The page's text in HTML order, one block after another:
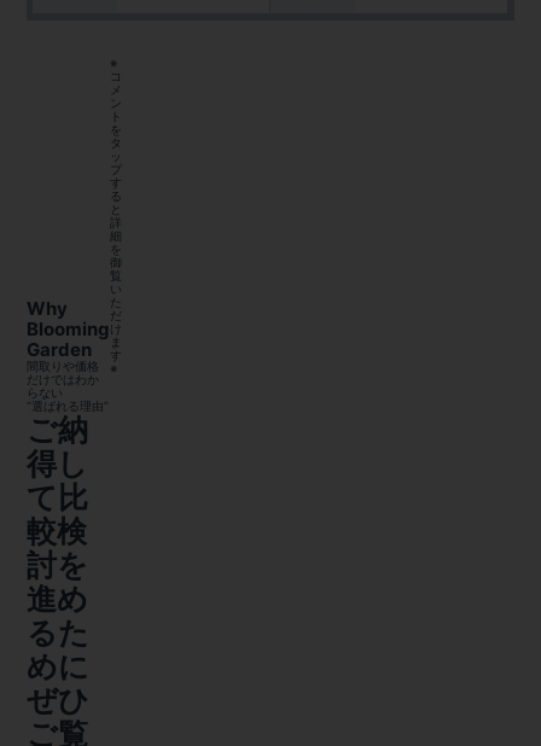
Why
Blooming
Garden
間取りや価格
だけではわか
らない
“選ばれる理由”
ご納
得し
て比
較検
討を
進め
るた
めに
ぜひ
ご覧
※
コ
メ
ン
ト
を
タ
ッ
プ
す
る
と
詳
細
を
御
覧
い
た
だ
け
ま
す
※